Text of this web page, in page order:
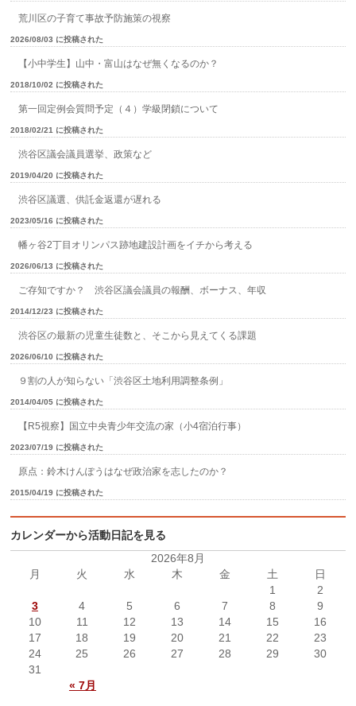
荒川区の子育て事故予防施策の視察
2026/08/03 に投稿された
【小中学生】山中・富山はなぜ無くなるのか？
2018/10/02 に投稿された
第一回定例会質問予定（４）学級閉鎖について
2018/02/21 に投稿された
渋谷区議会議員選挙、政策など
2019/04/20 に投稿された
渋谷区議選、供託金返還が遅れる
2023/05/16 に投稿された
幡ヶ谷2丁目オリンパス跡地建設計画をイチから考える
2026/06/13 に投稿された
ご存知ですか？ 渋谷区議会議員の報酬、ボーナス、年収
2014/12/23 に投稿された
渋谷区の最新の児童生徒数と、そこから見えてくる課題
2026/06/10 に投稿された
９割の人が知らない「渋谷区土地利用調整条例」
2014/04/05 に投稿された
【R5視察】国立中央青少年交流の家（小4宿泊行事）
2023/07/19 に投稿された
原点：鈴木けんぽうはなぜ政治家を志したのか？
2015/04/19 に投稿された
カレンダーから活動日記を見る
2026年8月
月
火 水 木 金 土 日
« 7月
1
2
3
4 5 6 7 8
9
10
11 12 13 14 15
16
17
18 19 20 21 22
23
24
25 26 27 28 29
30
31